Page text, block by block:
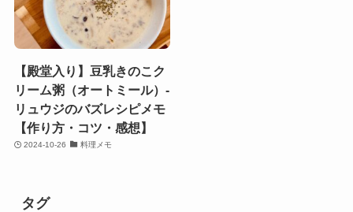
【殿堂入り】豆乳きのこク
リーム粥（オートミール）-
リュウジのバズレシピメモ
【作り方・コツ・感想】
2024-10-26 料理メモ
タグ